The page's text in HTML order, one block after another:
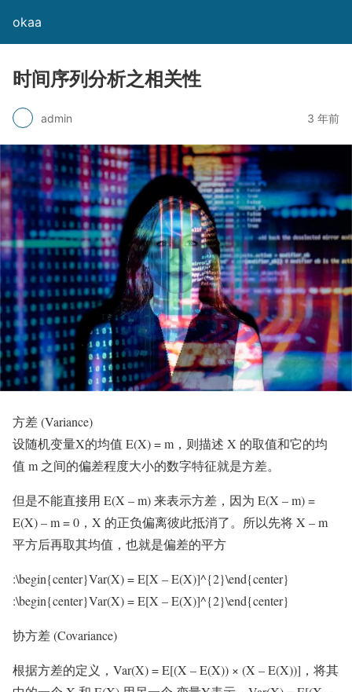
okaa
时间序列分析之相关性
admin 3 年前
方差 (Variance)
设随机变量X的均值 E(X) = m，则描述 X 的取值和它的均
值 m 之间的偏差程度大小的数字特征就是方差。
但是不能直接用 E(X – m) 来表示方差，因为 E(X – m) =
E(X) – m = 0，X 的正负偏离彼此抵消了。所以先将 X – m
平方后再取其均值，也就是偏差的平方
:\begin{center}Var(X) = E[X – E(X)]^{2}\end{center}
:\begin{center}Var(X) = E[X – E(X)]^{2}\end{center}
协方差 (Covariance)
根据方差的定义，Var(X) = E[(X – E(X)) × (X – E(X))]，将其